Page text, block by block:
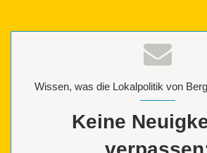
Wissen, was die Lokalpolitik von
Keine